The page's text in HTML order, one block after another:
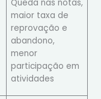
Queda nas notas,
maior taxa de
reprovação e
abandono,
menor
participação em
atividades